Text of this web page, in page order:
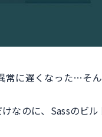
常に遅くなった…そ
なのに、Sassのビ